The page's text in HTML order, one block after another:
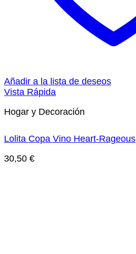
Añadir a la lista de deseos
Vista Rápida
Hogar y Decoración
Lolita Copa Vino Heart-Rageous
30,50 €